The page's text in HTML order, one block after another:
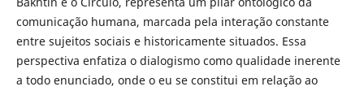
comunicação humana, marcada pela interação constante
entre sujeitos sociais e historicamente situados. Essa
perspectiva enfatiza o dialogismo como qualidade inerente
a todo enunciado, onde o eu se constitui em relação ao